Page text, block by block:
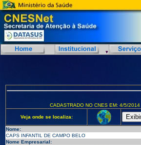
CADASTRADO NO CNES EM: 4/5/2014
Veja onde se localiza:
Nome:
CAPS INFANTIL DE CAMPO BELO
Nome Empresarial: